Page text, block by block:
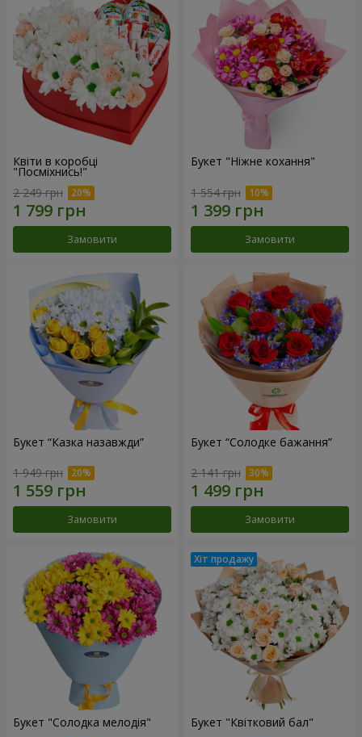
Квіти в коробці
"Посміхнись!"
2 249 грн
Замовити
Букет "Ніжне кохання"
1 554 грн
Замовити
Букет “Казка назавжди”
1 949 грн
Замовити
Букет “Солодке бажання”
2 141 грн
Замовити
Букет "Солодка мелодія" Букет "Квітковий бал"